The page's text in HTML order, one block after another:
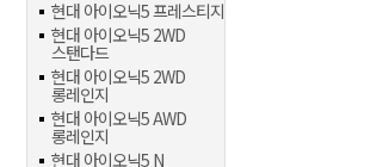
현대 아이오닉5 프레스티지
현대 아이오닉5 2WD
스탠다드
현대 아이오닉5 2WD
롱레인지
현대 아이오닉5 AWD
롱레인지
현대 아이오닉5 N